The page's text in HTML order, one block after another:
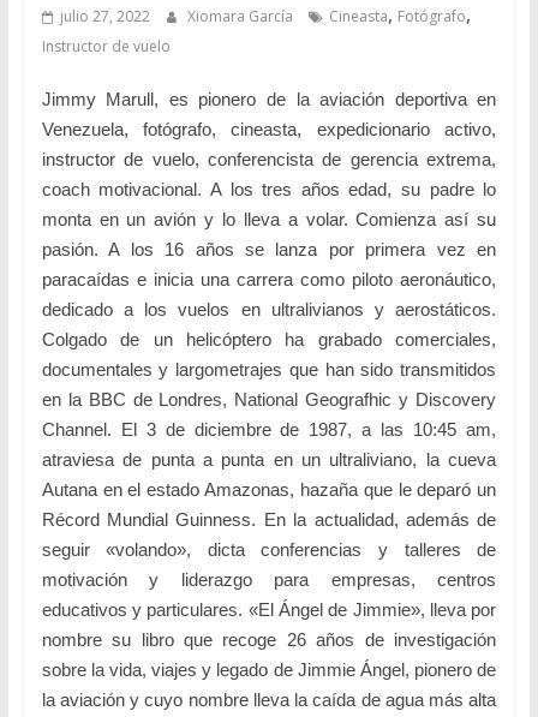
julio 27, 2022 Xiomara García Cineasta, Fotógrafo,
Instructor de vuelo
Jimmy Marull, es pionero de la aviación deportiva en
Venezuela, fotógrafo, cineasta, expedicionario activo,
instructor de vuelo, conferencista de gerencia extrema,
coach motivacional. A los tres años edad, su padre lo
monta en un avión y lo lleva a volar. Comienza así su
pasión. A los 16 años se lanza por primera vez en
paracaídas e inicia una carrera como piloto aeronáutico,
dedicado a los vuelos en ultralivianos y aerostáticos.
Colgado de un helicóptero ha grabado comerciales,
documentales y largometrajes que han sido transmitidos
en la BBC de Londres, National Geografhic y Discovery
Channel. El 3 de diciembre de 1987, a las 10:45 am,
atraviesa de punta a punta en un ultraliviano, la cueva
Autana en el estado Amazonas, hazaña que le deparó un
Récord Mundial Guinness. En la actualidad, además de
seguir «volando», dicta conferencias y talleres de
motivación y liderazgo para empresas, centros
educativos y particulares. «El Ángel de Jimmie», lleva por
nombre su libro que recoge 26 años de investigación
sobre la vida, viajes y legado de Jimmie Ángel, pionero de
la aviación y cuyo nombre lleva la caída de agua más alta